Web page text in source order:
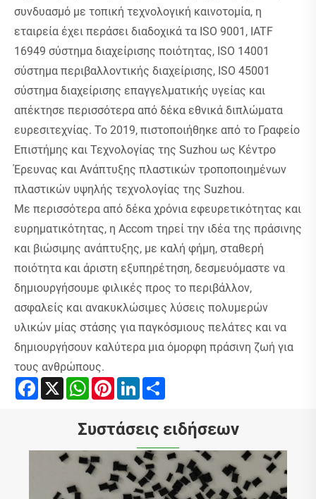
συνδυασμό με τοπική τεχνολογική καινοτομία, η
εταιρεία έχει περάσει διαδοχικά τα ISO 9001, IATF
16949 σύστημα διαχείρισης ποιότητας, ISO 14001
σύστημα περιβαλλοντικής διαχείρισης, ISO 45001
σύστημα διαχείρισης επαγγελματικής υγείας και
απέκτησε περισσότερα από δέκα εθνικά διπλώματα
ευρεσιτεχνίας. Το 2019, πιστοποιήθηκε από το Γραφείο
Επιστήμης και Τεχνολογίας της Suzhou ως Κέντρο
Έρευνας και Ανάπτυξης πλαστικών τροποποιημένων
πλαστικών υψηλής τεχνολογίας της Suzhou.
Με περισσότερα από δέκα χρόνια εφευρετικότητας και
ευρηματικότητας, η Accom τηρεί την ιδέα της πράσινης
και βιώσιμης ανάπτυξης, με καλή φήμη, σταθερή
ποιότητα και άριστη εξυπηρέτηση, δεσμευόμαστε να
δημιουργήσουμε φιλικές προς το περιβάλλον,
ασφαλείς και ανακυκλώσιμες λύσεις πολυμερών
υλικών μίας στάσης για παγκόσμιους πελάτες και να
δημιουργήσουν καλύτερα μια όμορφη πράσινη ζωή για
τους ανθρώπους.
Facebook
X WhatsApp
PinterestLinkedIn
Συστάσεις ειδήσεων
Τι είναι τα πλαστικά σφαιρίδια